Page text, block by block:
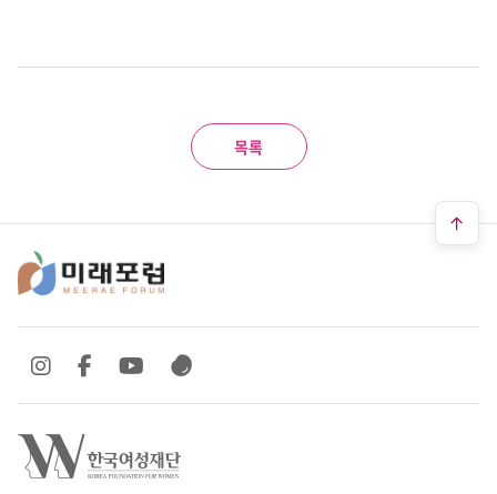
목록
SNS 바로가기
SNS 바로가기SNS 바로가기
SNS 바로가기